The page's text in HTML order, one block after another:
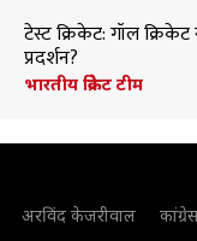
टेस्ट क्रिकेट: गॉल
प्रदर्शन?
भारतीय क्रिकेट टीम
अरविंद केजरीवाल